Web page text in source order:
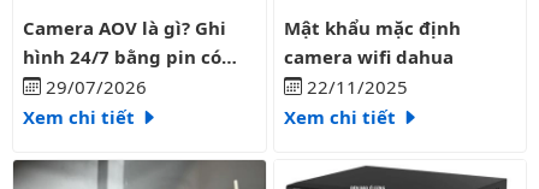
Camera AOV là gì? Ghi hình 24/7 bằng pin có liên tục?
Camera AOV là gì? Ghi
hình 24/7 bằng pin có
liên tục?
29/07/2026
Xem chi tiết
Mật khẩu mặc định camera
Mật khẩu mặc định
camera wifi dahua
22/11/2025
Xem chi tiết